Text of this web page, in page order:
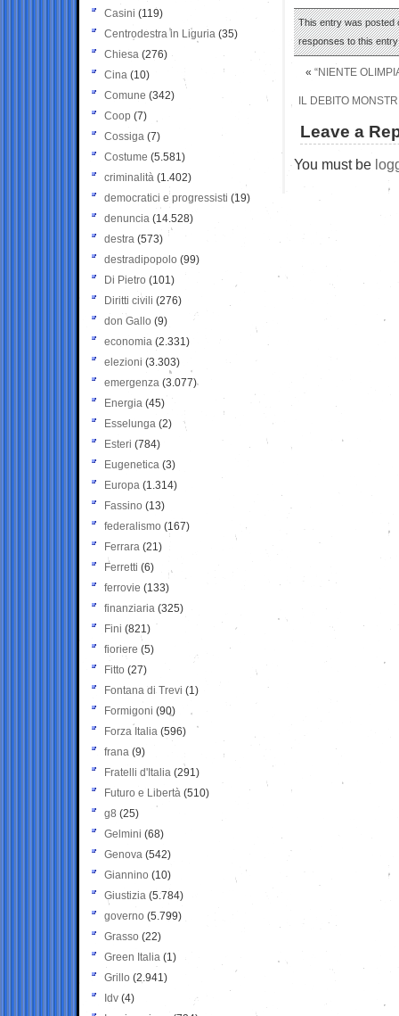
This entry was posted
responses to this
« “NIENTE
IL DEBITO
Leave a
You must be
Casini (119)
Centrodestra in Liguria (35)
Chiesa (276)
Cina (10)
Comune (342)
Coop (7)
Cossiga (7)
Costume (5.581)
criminalità (1.402)
democratici e progressisti (19)
denuncia (14.528)
destra (573)
destradipopolo (99)
Di Pietro (101)
Diritti civili (276)
don Gallo (9)
economia (2.331)
elezioni (3.303)
emergenza (3.077)
Energia (45)
Esselunga (2)
Esteri (784)
Eugenetica (3)
Europa (1.314)
Fassino (13)
federalismo (167)
Ferrara (21)
Ferretti (6)
ferrovie (133)
finanziaria (325)
Fini (821)
fioriere (5)
Fitto (27)
Fontana di Trevi (1)
Formigoni (90)
Forza Italia (596)
frana (9)
Fratelli d'Italia (291)
Futuro e Libertà (510)
g8 (25)
Gelmini (68)
Genova (542)
Giannino (10)
Giustizia (5.784)
governo (5.799)
Grasso (22)
Green Italia (1)
Grillo (2.941)
Idv (4)